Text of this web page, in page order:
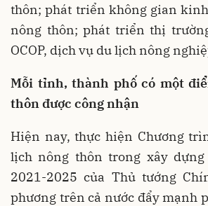
thôn; phát triển không gian
nông thôn; phát triển thị
OCOP, dịch vụ du lịch nông
Mỗi tỉnh, thành phố có một
thôn được công nhận
Hiện nay, thực hiện Chương
lịch nông thôn trong xây
2021-2025 của Thủ tướng
phương trên cả nước đẩy mạnh